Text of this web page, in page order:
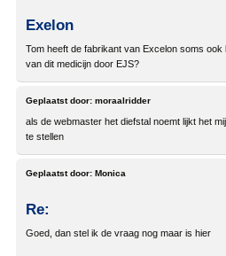
Exelon
Tom heeft de fabrikant van Excelon soms
van dit medicijn door EJS?
Geplaatst door: moraalridder
als de webmaster het diefstal noemt lijkt het
te stellen
Geplaatst door: Monica
Re:
Goed, dan stel ik de vraag nog maar is hier